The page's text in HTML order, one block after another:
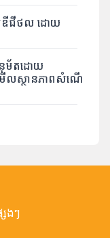
ស់ឌីជីថល ដោយ
នុម័តដោយ
មើលស្ថានភាពសំណើ
ងៗ